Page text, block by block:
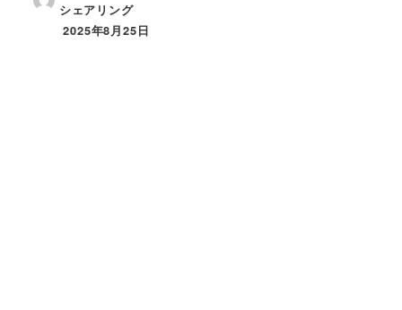
シェアリング
投稿日
2025年8月25日